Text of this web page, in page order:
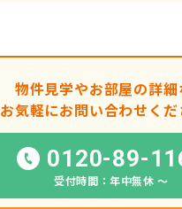
物件見学やお部屋の詳細
お気軽にお問い合わせくだ
0120-89-
受付時間：年中無休 〜